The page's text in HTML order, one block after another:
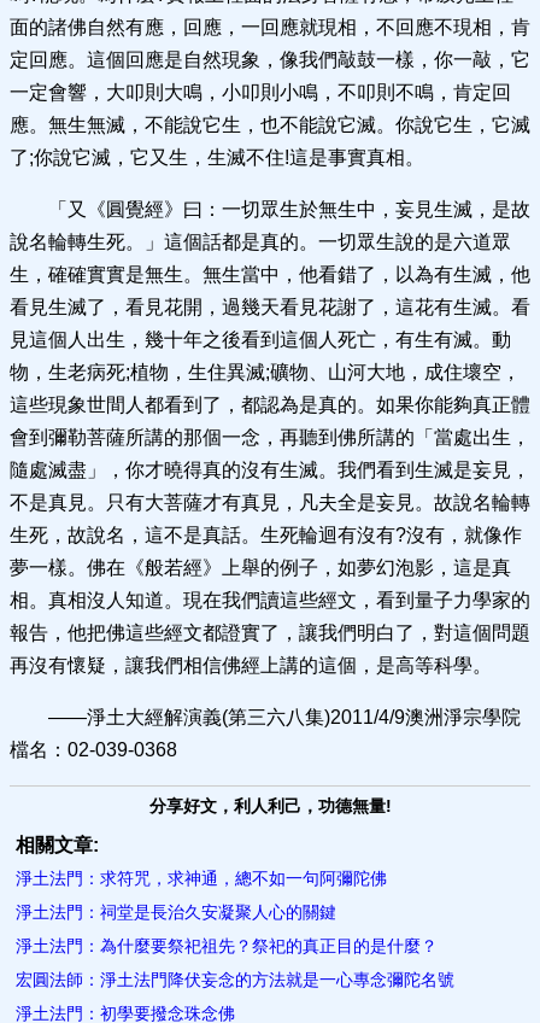
面的諸佛自然有應，回應，一回應就現相，不回應不現相，肯
定回應。這個回應是自然現象，像我們敲鼓一樣，你一敲，它
一定會響，大叩則大鳴，小叩則小鳴，不叩則不鳴，肯定回
應。無生無滅，不能說它生，也不能說它滅。你說它生，它滅
了;你說它滅，它又生，生滅不住!這是事實真相。
「又《圓覺經》曰：一切眾生於無生中，妄見生滅，是故
說名輪轉生死。」這個話都是真的。一切眾生說的是六道眾
生，確確實實是無生。無生當中，他看錯了，以為有生滅，他
看見生滅了，看見花開，過幾天看見花謝了，這花有生滅。看
見這個人出生，幾十年之後看到這個人死亡，有生有滅。動
物，生老病死;植物，生住異滅;礦物、山河大地，成住壞空，
這些現象世間人都看到了，都認為是真的。如果你能夠真正體
會到彌勒菩薩所講的那個一念，再聽到佛所講的「當處出生，
隨處滅盡」，你才曉得真的沒有生滅。我們看到生滅是妄見，
不是真見。只有大菩薩才有真見，凡夫全是妄見。故說名輪轉
生死，故說名，這不是真話。生死輪迴有沒有?沒有，就像作
夢一樣。佛在《般若經》上舉的例子，如夢幻泡影，這是真
相。真相沒人知道。現在我們讀這些經文，看到量子力學家的
報告，他把佛這些經文都證實了，讓我們明白了，對這個問題
再沒有懷疑，讓我們相信佛經上講的這個，是高等科學。
——淨土大經解演義(第三六八集)2011/4/9澳洲淨宗學院
檔名：02-039-0368
分享好文，利人利己，功德無量!
相關文章:
淨土法門：求符咒，求神通，總不如一句阿彌陀佛
淨土法門：祠堂是長治久安凝聚人心的關鍵
淨土法門：為什麼要祭祀祖先？祭祀的真正目的是什麼？
宏圓法師：淨土法門降伏妄念的方法就是一心專念彌陀名號
淨土法門：初學要撥念珠念佛